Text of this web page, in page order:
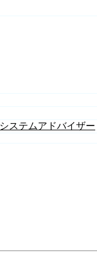
システムアドバイザー